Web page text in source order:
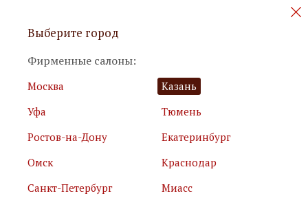
Персональные акции и новинки
Я принимаю
условия использования сайта
Я соглашаюсь сполитикой обработки персональных
Выберите город
Фирменные салоны:
Москва
Казань
Уфа
Тюмень
Ростов-на-Дону
Екатеринбург
Омск
Краснодар
Санкт-Петербург
Миасс